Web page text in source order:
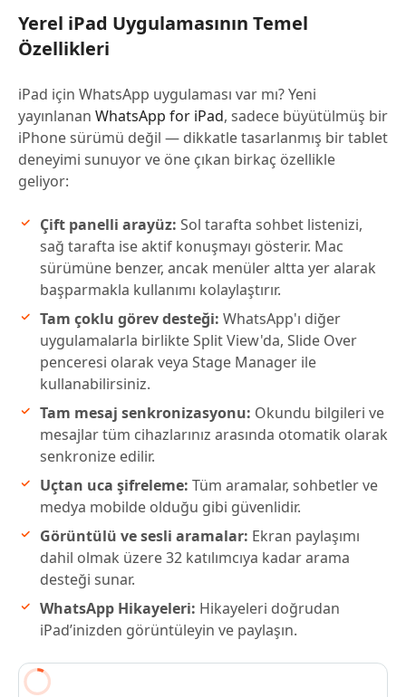
Yerel iPad Uygulamasının Temel
Özellikleri
iPad için WhatsApp uygulaması var mı? Yeni
yayınlanan WhatsApp for iPad, sadece büyütülmüş bir
iPhone sürümü değil — dikkatle tasarlanmış bir tablet
deneyimi sunuyor ve öne çıkan birkaç özellikle
geliyor:
Çift panelli arayüz: Sol tarafta sohbet listenizi,
sağ tarafta ise aktif konuşmayı gösterir. Mac
sürümüne benzer, ancak menüler altta yer alarak
başparmakla kullanımı kolaylaştırır.
Tam çoklu görev desteği: WhatsApp'ı diğer
uygulamalarla birlikte Split View'da, Slide Over
penceresi olarak veya Stage Manager ile
kullanabilirsiniz.
Tam mesaj senkronizasyonu: Okundu bilgileri ve
mesajlar tüm cihazlarınız arasında otomatik olarak
senkronize edilir.
Uçtan uca şifreleme: Tüm aramalar, sohbetler ve
medya mobilde olduğu gibi güvenlidir.
Görüntülü ve sesli aramalar: Ekran paylaşımı
dahil olmak üzere 32 katılımcıya kadar arama
desteği sunar.
WhatsApp Hikayeleri: Hikayeleri doğrudan
iPad’inizden görüntüleyin ve paylaşın.